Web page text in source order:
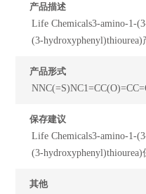
产品描述
Life Chemicals3-amino-1-
(3-
产品形式
保存建议
Life Chemicals3-amino-1-
(3-
其他